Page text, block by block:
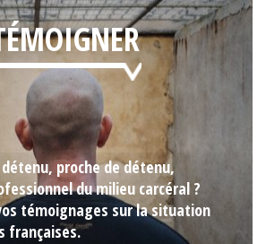
proche de détenu,
du milieu carcéral ?
témoignages sur la situation
françaises.